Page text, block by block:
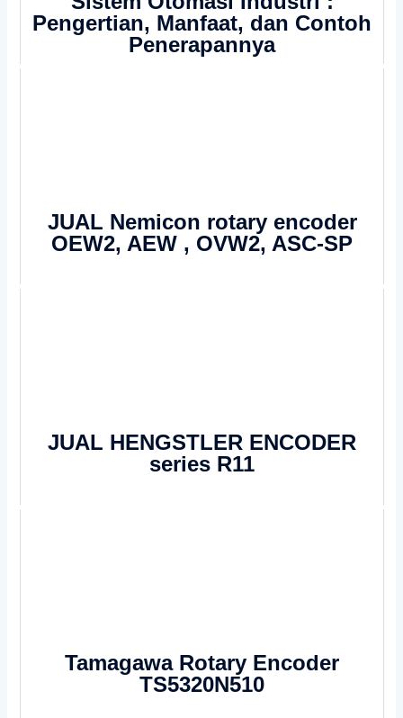
Pengertian, Manfaat, dan Contoh
Penerapannya
JUAL Nemicon rotary encoder
OEW2, AEW , OVW2, ASC-SP
JUAL HENGSTLER ENCODER
series R11
Tamagawa Rotary Encoder
TS5320N510